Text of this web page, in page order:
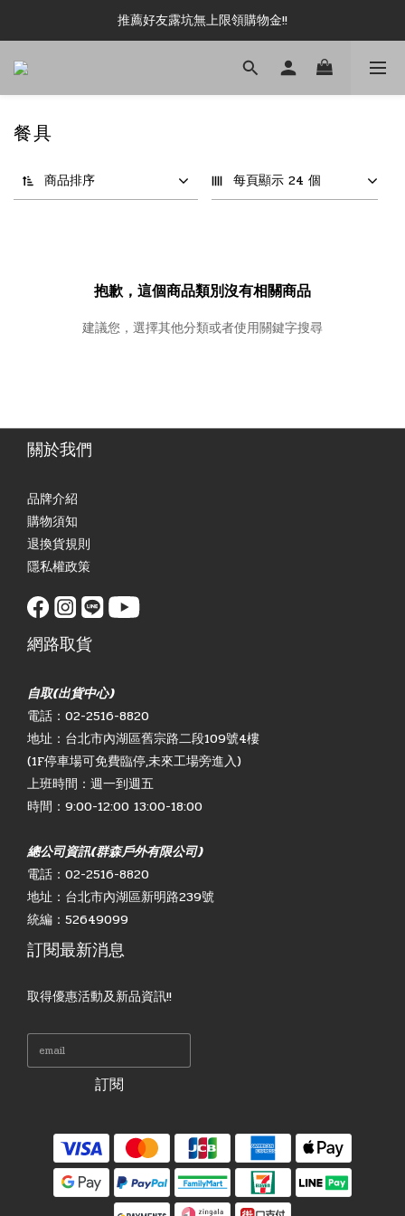
新加入會員即可現領 50元購物金!!
推薦好友露坑無上限領購物金!!
新加入會員即可現領 50元購物金!!
餐具
商品排序 每頁顯示 24 個
抱歉，這個商品類別沒有相關商品
建議您，選擇其他分類或者使用關鍵字搜尋
關於我們
品牌介紹
購物須知
退換貨規則
隱私權政策
網路取貨
自取(出貨中心)
電話：02-2516-8820
地址：台北市內湖區舊宗路二段109號4樓
(1F停車場可免費臨停,未來工場旁進入)
上班時間：週一到週五
時間：9:00-12:00 13:00-18:00
總公司資訊(群森戶外有限公司)
電話：02-2516-8820
地址：台北市內湖區新明路239號
統編：52649099
訂閱最新消息
取得優惠活動及新品資訊!!
訂閱